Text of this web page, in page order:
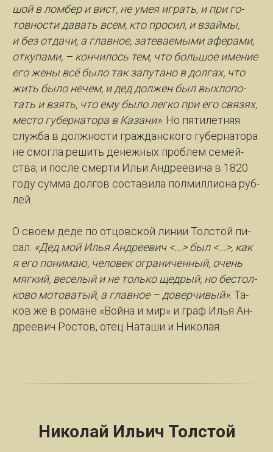
шой в лом­бер и вист, не умея иг­рать, и при го­
тов­нос­ти да­вать всем, кто про­сил, и взай­мы,
и без от­да­чи, а глав­ное, за­те­ва­е­мы­ми афе­ра­ми,
от­ку­па­ми, – кон­чи­лось тем, что боль­шое име­ние
его же­ны всё бы­ло так за­пу­та­но в дол­гах, что
жить бы­ло не­чем, и дед дол­жен был вы­хло­по­
тать и взять, что ему бы­ло лег­ко при его свя­зях,
мес­то гу­бер­на­то­ра в Ка­за­ни». Но пя­ти­лет­няя
служ­ба в долж­нос­ти граж­дан­ско­го гу­бер­на­то­ра
не смог­ла ре­шить де­неж­ных про­блем се­мей­
ства, и пос­ле смер­ти Ильи Ан­дре­еви­ча в 1820
го­ду сум­ма дол­гов со­ста­ви­ла пол­мил­ли­о­на руб­
лей.
О сво­ем де­де по от­цов­ской ли­нии Толс­той пи­
сал: «Дед мой Илья Ан­дре­евич <...> был <...>, как
я его по­ни­маю, че­ло­век огра­ни­чен­ный, очень
мяг­кий, ве­се­лый и не толь­ко щед­рый, но бес­тол­
ко­во мо­то­ва­тый, а глав­ное – до­вер­чи­вый». Та­
ков же в ро­ма­не «Вой­на и мир» и граф Илья Ан­
дре­евич Рос­тов, отец На­та­ши и Ни­ко­лая.
Николай Ильич Толстой